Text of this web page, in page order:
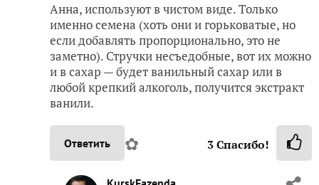
Анна, используют в чистом виде. Только
именно семена (хоть они и горьковатые, но
если добавлять пропорционально, это не
заметно). Стручки несъедобные, вот их можно
и в сахар — будет ванильный сахар или в
любой крепкий алкоголь, получится экстракт
ванили.
Ответить ✿ 3Спасибо!